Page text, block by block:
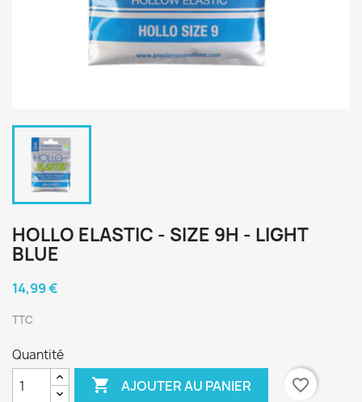
HOLLO ELASTIC - SIZE 9H - LIGHT
BLUE
14,99 €
TTC
Quantité
 AJOUTER AU PANIER favorite_border